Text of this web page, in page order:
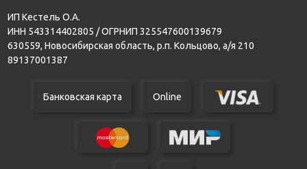
ИП Кестель О.А.
ИНН 543314402805 / ОГРНИП 325547600139679
630559, Новосибирская область, р.п. Кольцово, а/я 210
89137001387
Банковская карта Online